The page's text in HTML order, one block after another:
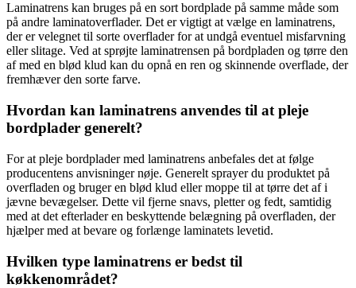
Laminatrens kan bruges på en sort bordplade på samme måde som
på andre laminatoverflader. Det er vigtigt at vælge en laminatrens,
der er velegnet til sorte overflader for at undgå eventuel misfarvning
eller slitage. Ved at sprøjte laminatrensen på bordpladen og tørre den
af med en blød klud kan du opnå en ren og skinnende overflade, der
fremhæver den sorte farve.
Hvordan kan laminatrens anvendes til at pleje
bordplader generelt?
For at pleje bordplader med laminatrens anbefales det at følge
producentens anvisninger nøje. Generelt sprayer du produktet på
overfladen og bruger en blød klud eller moppe til at tørre det af i
jævne bevægelser. Dette vil fjerne snavs, pletter og fedt, samtidig
med at det efterlader en beskyttende belægning på overfladen, der
hjælper med at bevare og forlænge laminatets levetid.
Hvilken type laminatrens er bedst til
køkkenområdet?